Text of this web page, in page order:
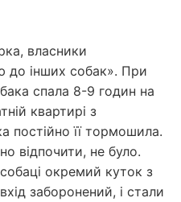
власники
до інших собак». При
спала 8-9 годин на
квартирі з
постійно її тормошила.
відпочити, не було.
окремий куток з
заборонений, і стали